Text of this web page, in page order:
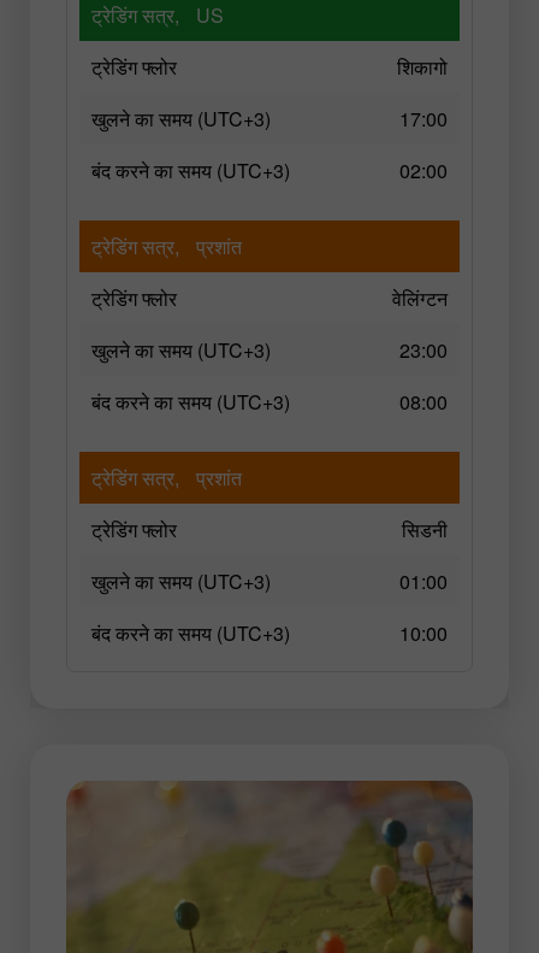
ट्रेडिंग सत्र,
US
ट्रेडिंग फ्लोर
शिकागो
खुलने का समय (UTC+3)
17:00
बंद करने का समय (UTC+3)
02:00
ट्रेडिंग सत्र,
प्रशांत
ट्रेडिंग फ्लोर
वेलिंग्टन
खुलने का समय (UTC+3)
23:00
बंद करने का समय (UTC+3)
08:00
ट्रेडिंग सत्र,
प्रशांत
ट्रेडिंग फ्लोर
सिडनी
खुलने का समय (UTC+3)
01:00
बंद करने का समय (UTC+3)
10:00